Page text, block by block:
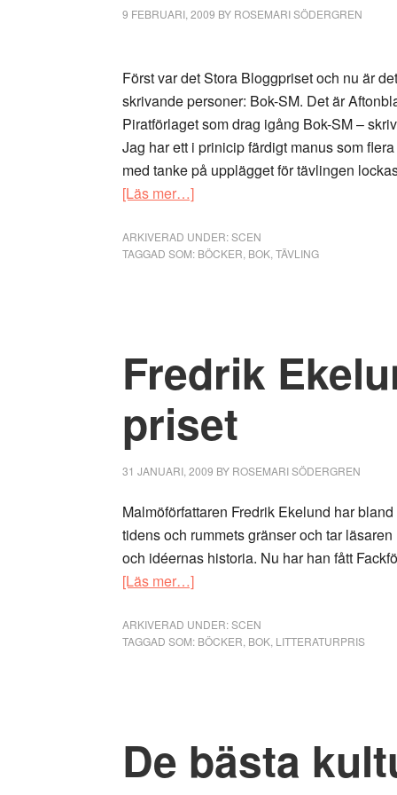
9 FEBRUARI, 2009 BY ROSEMARI SÖDERGREN
Först var det Stora Bloggpriset och nu är
skrivande personer: Bok-SM. Det är
Piratförlaget som drag igång Bok-SM –
Jag har ett i prinicip färdigt manus som
med tanke på upplägget för tävlingen
[Läs mer…]om
jag
inte
SM
ARKIVERAD UNDER:SCEN
TAGGAD SOM: BÖCKER BOK TÄVLING
Fredrik
priset
31 JANUARI, 2009 BY ROSEMARI SÖDERGREN
Malmöförfattaren Fredrik Ekelund har
tidens och rummets gränser och tar
och idéernas historia. Nu har han fått
[Läs mer…]om
Ekelund
får
ARKIVERAD UNDER:SCEN
TAGGAD SOM: BÖCKER BOK LITTERATURPRIS
De bästa